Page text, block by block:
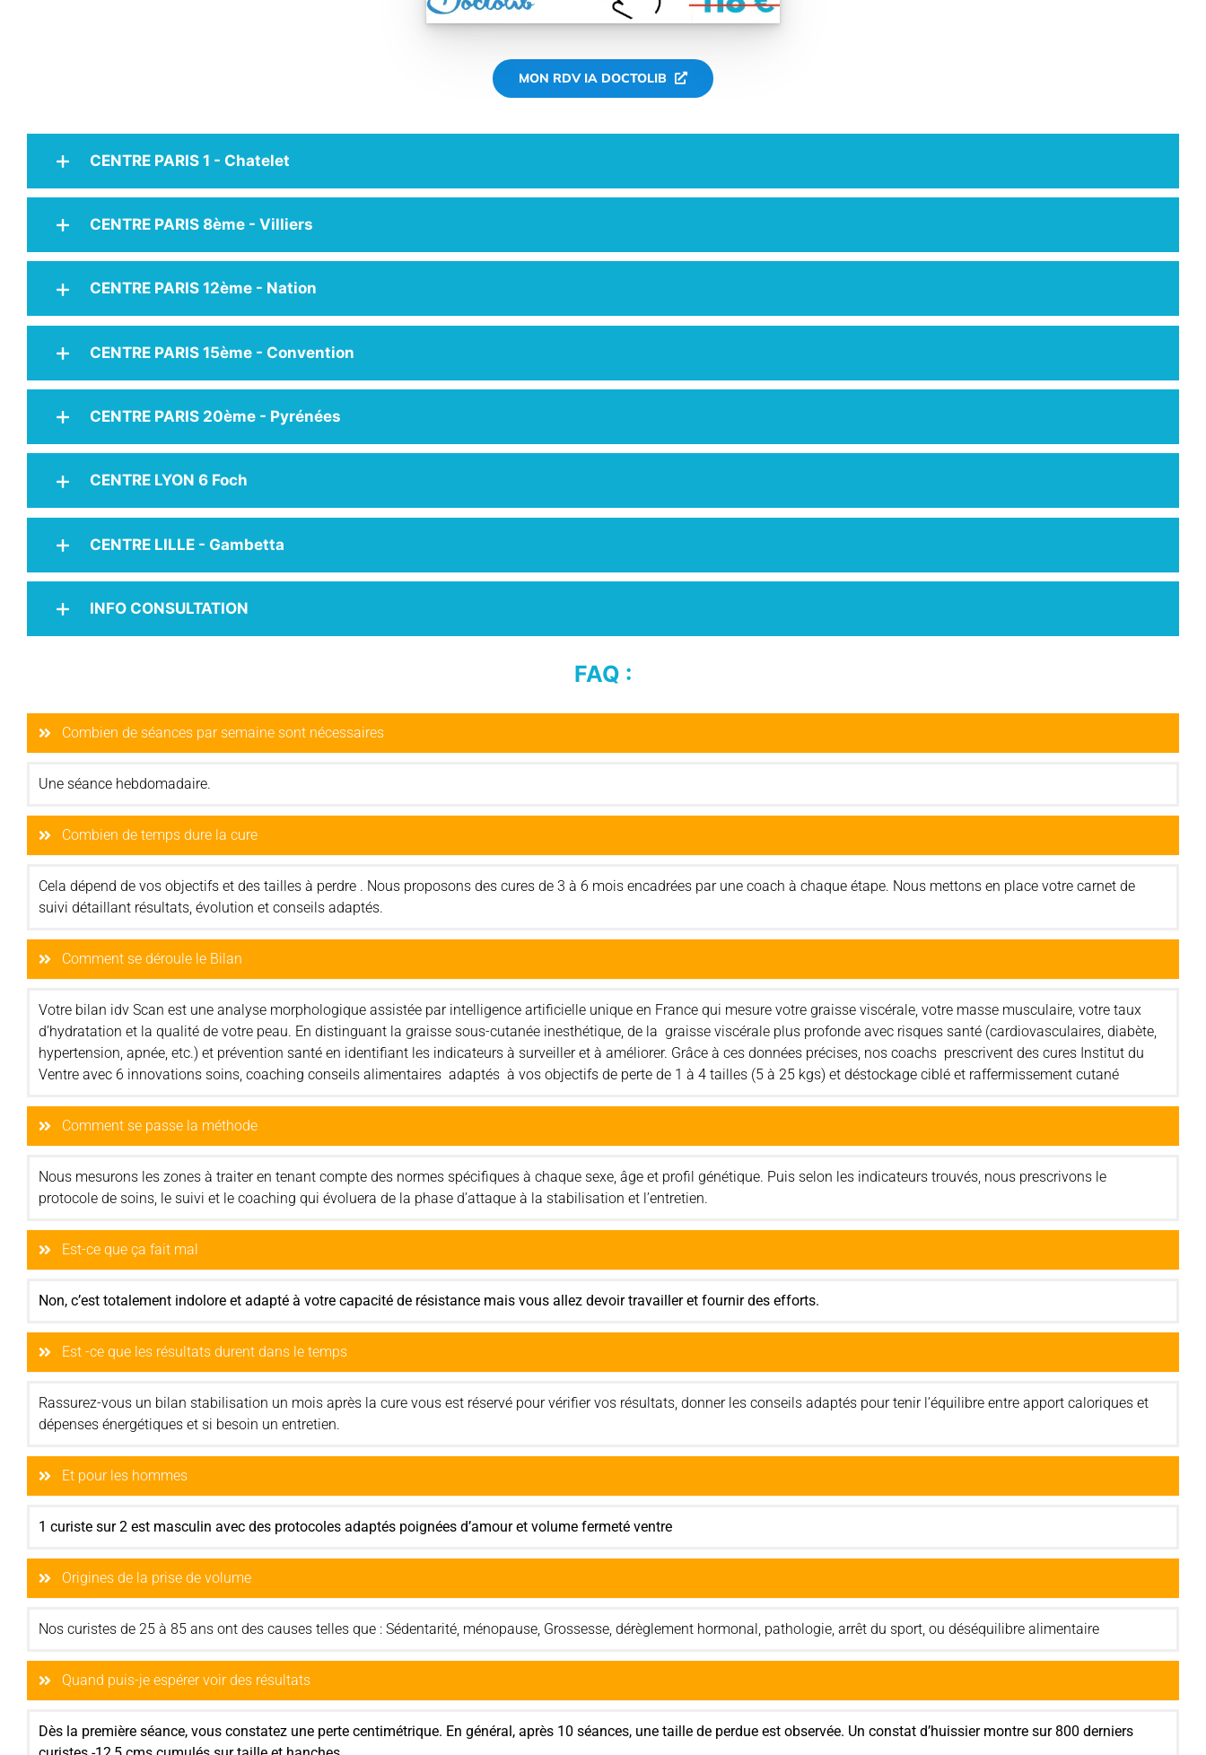
MON RDV IA DOCTOLIB
CENTRE PARIS 1 - Chatelet
CENTRE PARIS 8ème - Villiers
CENTRE PARIS 12ème - Nation
CENTRE PARIS 15ème - Convention
CENTRE PARIS 20ème - Pyrénées
CENTRE LYON 6 Foch
CENTRE LILLE - Gambetta
INFO CONSULTATION
FAQ :
Combien de séances par semaine sont nécessaires
Une séance hebdomadaire.
Combien de temps dure la cure
Cela dépend de vos objectifs et des tailles à perdre . Nous proposons des cures de 3 à 6 mois encadrées par une coach à chaque étape. Nous mettons en place votre carnet de
suivi détaillant résultats, évolution et conseils adaptés.
Comment se déroule le Bilan
Votre bilan idv Scan est une analyse morphologique assistée par intelligence artificielle unique en France qui mesure votre graisse viscérale, votre masse musculaire, votre taux
d’hydratation et la qualité de votre peau. En distinguant la graisse sous-cutanée inesthétique, de la graisse viscérale plus profonde avec risques santé (cardiovasculaires, diabète,
hypertension, apnée, etc.) et prévention santé en identifiant les indicateurs à surveiller et à améliorer. Grâce à ces données précises, nos coachs prescrivent des cures Institut du
Ventre avec 6 innovations soins, coaching conseils alimentaires adaptés à vos objectifs de perte de 1 à 4 tailles (5 à 25 kgs) et déstockage ciblé et raffermissement cutané
Comment se passe la méthode
Nous mesurons les zones à traiter en tenant compte des normes spécifiques à chaque sexe, âge et profil génétique. Puis selon les indicateurs trouvés, nous prescrivons le
protocole de soins, le suivi et le coaching qui évoluera de la phase d’attaque à la stabilisation et l’entretien.
Est-ce que ça fait mal
Non, c’est totalement indolore et adapté à votre capacité de résistance mais vous allez devoir travailler et fournir des efforts.
Est -ce que les résultats durent dans le temps
Rassurez-vous un bilan stabilisation un mois après la cure vous est réservé pour vérifier vos résultats, donner les conseils adaptés pour tenir l’équilibre entre apport caloriques et
dépenses énergétiques et si besoin un entretien.
Et pour les hommes
1 curiste sur 2 est masculin avec des protocoles adaptés poignées d’amour et volume fermeté ventre
Origines de la prise de volume
Nos curistes de 25 à 85 ans ont des causes telles que : Sédentarité, ménopause, Grossesse, dérèglement hormonal, pathologie, arrêt du sport, ou déséquilibre alimentaire
Quand puis-je espérer voir des résultats
Dès la première séance, vous constatez une perte centimétrique. En général, après 10 séances, une taille de perdue est observée. Un constat d’huissier montre sur 800 derniers